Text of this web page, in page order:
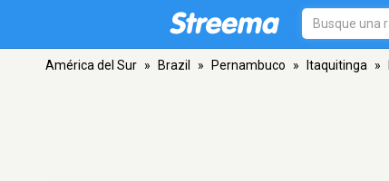
América del Sur » Brazil » Pernambuco » Itaquitinga »